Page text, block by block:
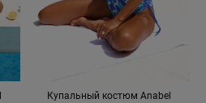
Купальный костюм Anabel